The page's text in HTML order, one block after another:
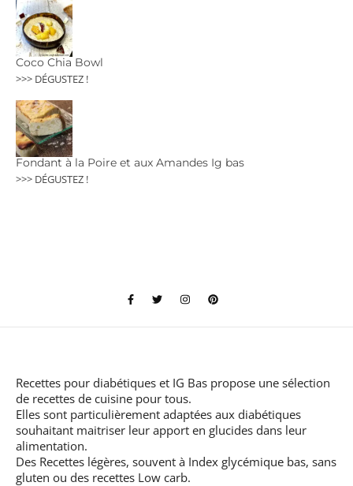
Coco Chia Bowl
>>> DÉGUSTEZ !
Fondant à la Poire et aux Amandes Ig bas
>>> DÉGUSTEZ !
Recettes pour diabétiques et IG Bas propose une sélection
de recettes de cuisine pour tous.
Elles sont particulièrement adaptées aux diabétiques
souhaitant maitriser leur apport en glucides dans leur
alimentation.
Des Recettes légères, souvent à Index glycémique bas, sans
gluten ou des recettes Low carb.